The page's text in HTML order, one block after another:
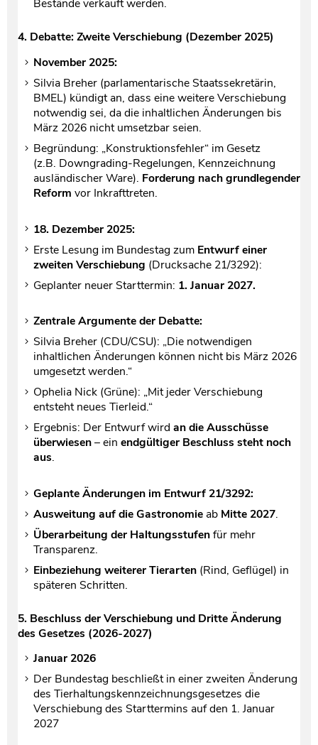
Bestände verkauft werden.
4. Debatte: Zweite Verschiebung (Dezember 2025)
November 2025:
Silvia Breher (parlamentarische Staatssekretärin,
BMEL) kündigt an, dass eine weitere Verschiebung
notwendig sei, da die inhaltlichen Änderungen bis
März 2026 nicht umsetzbar seien.
Begründung: „Konstruktionsfehler“ im Gesetz
(z.B. Downgrading-Regelungen, Kennzeichnung
ausländischer Ware). Forderung nach grundlegender
Reform vor Inkrafttreten.
18. Dezember 2025:
Erste Lesung im Bundestag zum Entwurf einer
zweiten Verschiebung (Drucksache 21/3292):
Geplanter neuer Starttermin: 1. Januar 2027.
Zentrale Argumente der Debatte:
Silvia Breher (CDU/CSU): „Die notwendigen
inhaltlichen Änderungen können nicht bis März 2026
umgesetzt werden.“
Ophelia Nick (Grüne): „Mit jeder Verschiebung
entsteht neues Tierleid.“
Ergebnis: Der Entwurf wird an die Ausschüsse
überwiesen– ein endgültiger Beschluss steht noch
aus.
Geplante Änderungen im Entwurf 21/3292:
Ausweitung auf die Gastronomieab Mitte 2027.
Überarbeitung der Haltungsstufenfür mehr
Transparenz.
Einbeziehung weiterer Tierarten(Rind, Geflügel) in
späteren Schritten.
5. Beschluss der Verschiebung und Dritte Änderung
des Gesetzes (2026-2027)
Januar 2026
Der Bundestag beschließt in einer zweiten Änderung
des Tierhaltungskennzeichnungsgesetzes die
Verschiebung des Starttermins auf den 1. Januar
2027